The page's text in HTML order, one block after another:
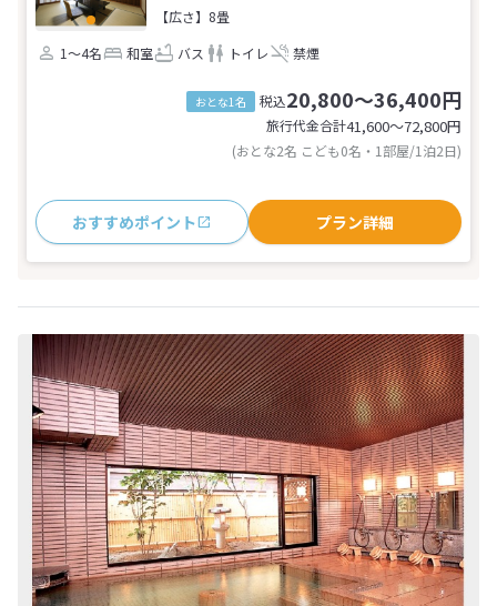
【広さ】8畳
1～4名
和室 バス トイレ 禁煙
おとな1名 税込20,800～36,400円
旅行代金合計41,600〜72,800円
(おとな2名 こども0名・1部屋/1泊2日)
おすすめポイント プラン詳細